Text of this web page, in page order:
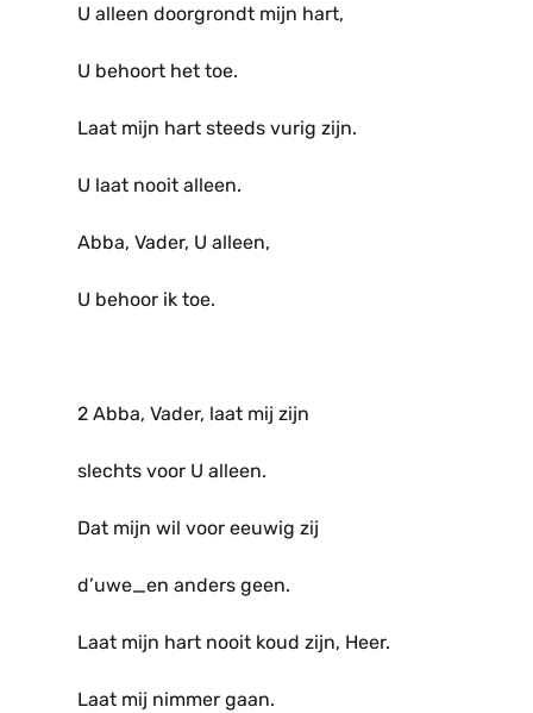
U alleen doorgrondt mijn hart,
U behoort het toe.
Laat mijn hart steeds vurig zijn.
U laat nooit alleen.
Abba, Vader, U alleen,
U behoor ik toe.
2 Abba, Vader, laat mij zijn
slechts voor U alleen.
Dat mijn wil voor eeuwig zij
d’uwe_en anders geen.
Laat mijn hart nooit koud zijn, Heer.
Laat mij nimmer gaan.